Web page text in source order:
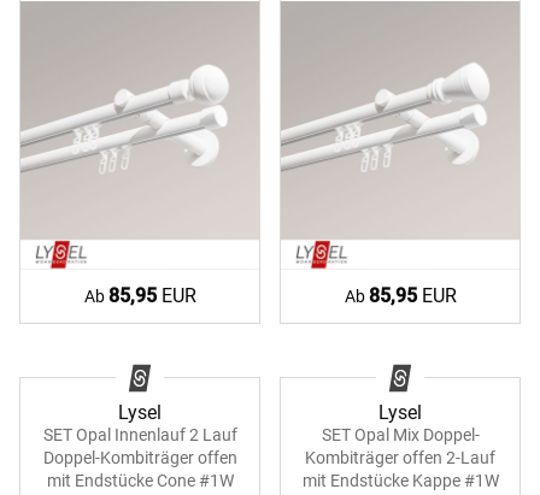
Ab85,95EUR Ab85,95EUR
Lysel
SET Opal Innenlauf 2 Lauf
Doppel-Kombiträger offen
mit Endstücke Cone #1W
Lysel
SET Opal Mix Doppel-
Kombiträger offen 2-Lauf
mit Endstücke Kappe #1W